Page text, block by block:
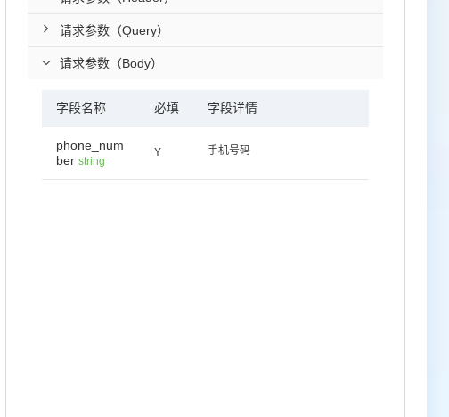
请求参数（Query）
请求参数（Body）
字段名称 必填 字段详情
phone_num
ber string
Y 手机号码